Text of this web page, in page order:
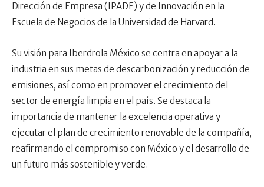
Dirección de Empresa (IPADE) y de Innovación en la
Escuela de Negocios de la Universidad de Harvard.
Su visión para Iberdrola México se centra en apoyar a la
industria en sus metas de descarbonización y reducción de
emisiones, así como en promover el crecimiento del
sector de energía limpia en el país. Se destaca la
importancia de mantener la excelencia operativa y
ejecutar el plan de crecimiento renovable de la compañía,
reafirmando el compromiso con México y el desarrollo de
un futuro más sostenible y verde.